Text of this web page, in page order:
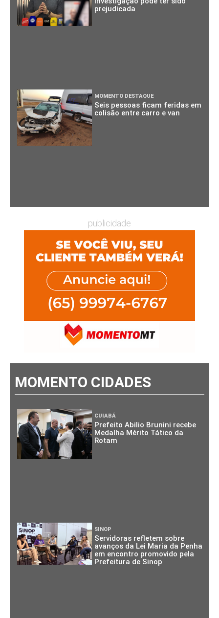
prejudicada
MOMENTO DESTAQUE
Seis pessoas ficam feridas em
colisão entre carro e van
publicidade
MOMENTO CIDADES
CUIABÁ
Prefeito Abilio Brunini recebe
Medalha Mérito Tático da
Rotam
SINOP
Servidoras refletem sobre
avanços da Lei Maria da Penha
em encontro promovido pela
Prefeitura de Sinop